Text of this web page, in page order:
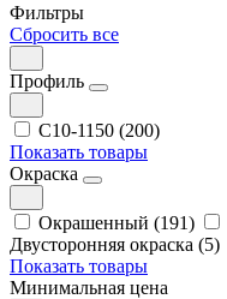
Фильтры
Сбросить все
Профиль
С10-1150 (200)
Показать товары
Окраска
Окрашенный (191)
Двусторонняя окраска (5)
Показать товары
Минимальная цена